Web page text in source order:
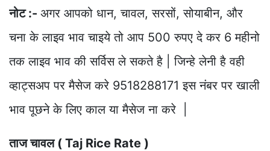
नोट :- अगर आपको धान, चावल, सरसों, सोयाबीन, और
चना के लाइव भाव चाइये तो आप 500 रुपए दे कर 6 महीनो
तक लाइव भाव की सर्विस ले सकते है | जिन्हे लेनी है वही
व्हाट्सअप पर मैसेज करे 9518288171 इस नंबर पर खाली
भाव पूछने के लिए काल या मैसेज ना करे |
ताज चावल ( Taj Rice Rate )